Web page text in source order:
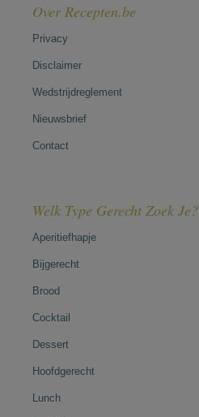
Over Recepten.be
Privacy
Disclaimer
Wedstrijdreglement
Nieuwsbrief
Contact
Welk Type Gerecht Zoek Je?
Aperitiefhapje
Bijgerecht
Brood
Cocktail
Dessert
Hoofdgerecht
Lunch